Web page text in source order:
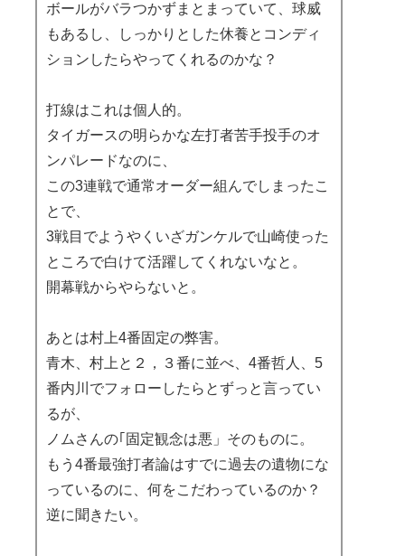
ボールがバラつかずまとまっていて、球威
もあるし、しっかりとした休養とコンディ
ションしたらやってくれるのかな？
打線はこれは個人的。
タイガースの明らかな左打者苦手投手のオ
ンパレードなのに、
この3連戦で通常オーダー組んでしまったこ
とで、
3戦目でようやくいざガンケルで山崎使った
ところで白けて活躍してくれないなと。
開幕戦からやらないと。
あとは村上4番固定の弊害。
青木、村上と２，３番に並べ、4番哲人、5
番内川でフォローしたらとずっと言ってい
るが、
ノムさんの｢固定観念は悪」そのものに。
もう4番最強打者論はすでに過去の遺物にな
っているのに、何をこだわっているのか？
逆に聞きたい。